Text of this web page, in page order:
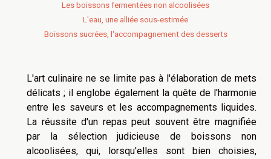
Les boissons fermentées non alcoolisées
L'eau, une alliée sous-estimée
Boissons sucrées, l'accompagnement des desserts
L'art culinaire ne se limite pas à l'élaboration de mets
délicats ; il englobe également la quête de l'harmonie
entre les saveurs et les accompagnements liquides.
La réussite d'un repas peut souvent être magnifiée
par la sélection judicieuse de boissons non
alcoolisées, qui, lorsqu'elles sont bien choisies,